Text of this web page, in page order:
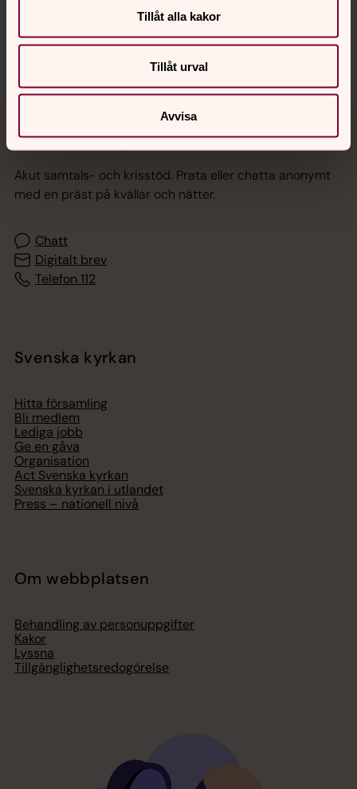
Tillåt alla kakor
Tillåt urval
Avvisa
Jourhavande präst
Akut samtals- och krisstöd. Prata eller chatta anonymt
med en präst på kvällar och nätter.
Chatt
Digitalt brev
Telefon 112
Svenska kyrkan
Hitta församling
Bli medlem
Lediga jobb
Ge en gåva
Organisation
Act Svenska kyrkan
Svenska kyrkan i utlandet
Press – nationell nivå
Om webbplatsen
Behandling av personuppgifter
Kakor
Lyssna
Tillgänglighetsredogörelse